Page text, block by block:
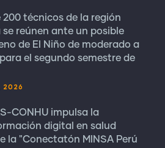
200 técnicos de la región
se reúnen ante un posible
de El Niño de moderado a
el segundo semestre de
2026
CONHU impulsa la
digital en salud
la "Conectatón MINSA Perú